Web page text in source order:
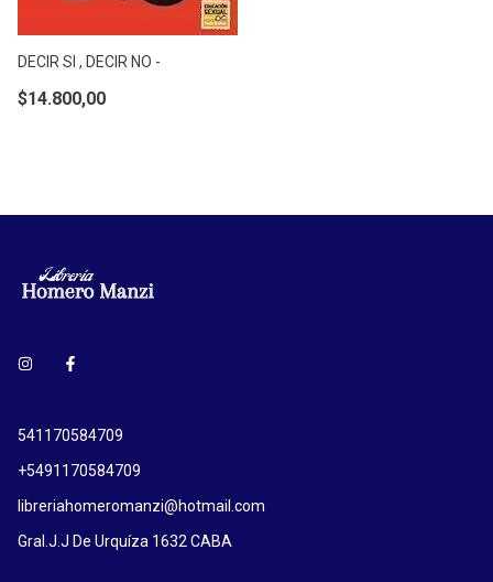
DECIR SI , DECIR NO -
$14.800,00
541170584709
+5491170584709
libreriahomeromanzi@hotmail.com
Gral.J.J De Urquíza 1632 CABA